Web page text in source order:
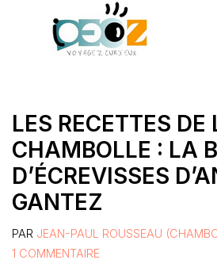
LES RECETTES DE
CHAMBOLLE : LA
D’ÉCREVISSES
GANTEZ
PAR JEAN-PAUL ROUSSEAU
1 COMMENTAIRE